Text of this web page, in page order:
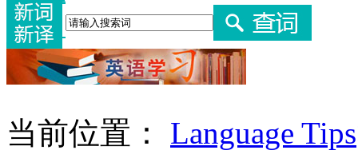
当前位置： Language Tips